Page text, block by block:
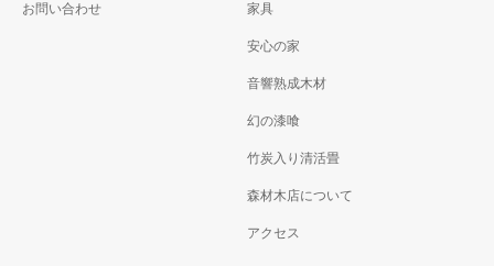
お問い合わせ 家具
安心の家
音響熟成木材
幻の漆喰
竹炭入り清活畳
森材木店について
アクセス